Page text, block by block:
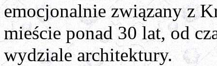
emocjonalnie związany z
mieście ponad 30 lat, od
wydziale architektury.